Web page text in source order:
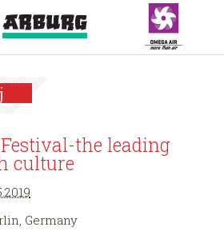
the leading
culture
Germany